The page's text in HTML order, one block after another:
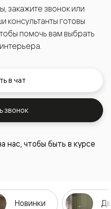
закажите звонок или
консультанты готовы
помочь вам выбрать
в чат
звонок
нас, чтобы быть в курсе
Новинки